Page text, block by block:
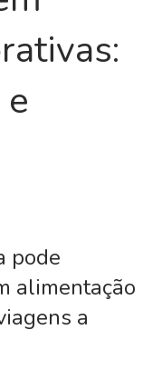
pode
alimentação
a